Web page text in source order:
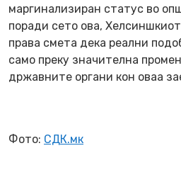
маргинализиран статус во
поради сето ова,
права смета дека реални
само преку значителна
државните органи кон оваа
Фото: СДК.мк